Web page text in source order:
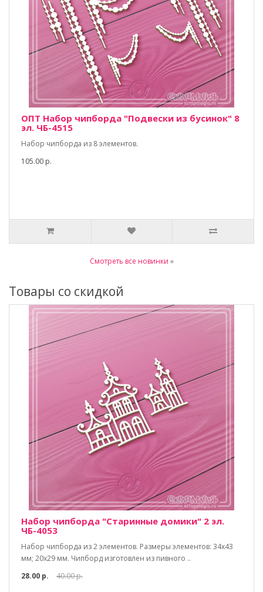
ОПТ Набор чипборда "Подвески из бусинок" 8
эл. ЧБ-4515
Набор чипборда из 8 элементов.
105.00 р.
Смотреть все новинки »
Товары со скидкой
Набор чипборда "Старинные домики" 2 эл.
ЧБ-4053
Набор чипборда из 2 элементов. Размеры элементов: 34х43
мм; 20х29 мм. Чипборд изготовлен из пивного ..
28.00 р.
40.00 р.